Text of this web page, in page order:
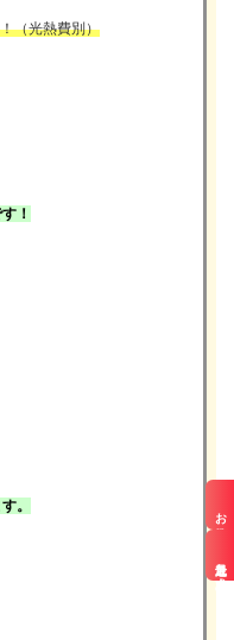
お仕事検索
最近見た求人
（光熱費別）
！
。